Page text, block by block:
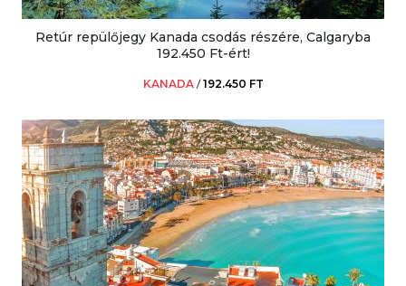
Retúr repülőjegy Kanada csodás részére, Calgaryba
192.450 Ft-ért!
KANADA /192.450 FT